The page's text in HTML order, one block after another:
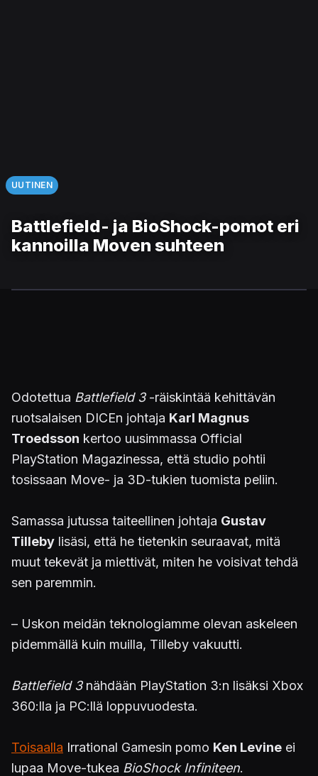
UUTINEN
Battlefield- ja BioShock-pomot eri
kannoilla Moven suhteen
Odotettua Battlefield 3-räiskintää kehittävän
ruotsalaisen DICEn johtaja Karl Magnus
Troedsson kertoo uusimmassa Official
PlayStation Magazinessa, että studio pohtii
tosissaan Move- ja 3D-tukien tuomista peliin.
Samassa jutussa taiteellinen johtaja Gustav
Tilleby lisäsi, että he tietenkin seuraavat, mitä
muut tekevät ja miettivät, miten he voisivat tehdä
sen paremmin.
– Uskon meidän teknologiamme olevan askeleen
pidemmällä kuin muilla, Tilleby vakuutti.
Battlefield 3nähdään PlayStation 3:n lisäksi Xbox
360:lla ja PC:llä loppuvuodesta.
Toisaalla Irrational Gamesin pomo Ken Levine ei
lupaa Move-tukea BioShock Infiniteen.